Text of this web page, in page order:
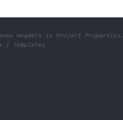
Headers in Project Properties.
| Templates